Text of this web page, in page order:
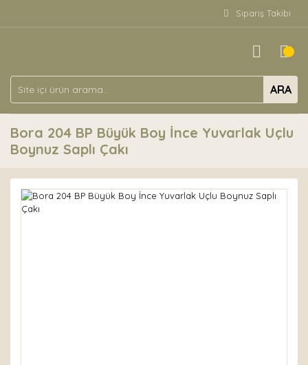
Sipariş Takibi
ARA
Bora 204 BP Büyük Boy İnce Yuvarlak Uçlu
Boynuz Saplı Çakı